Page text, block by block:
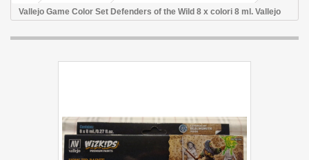
Vallejo Game Color Set Defenders of the Wild 8 x colori 8 ml. Vallejo